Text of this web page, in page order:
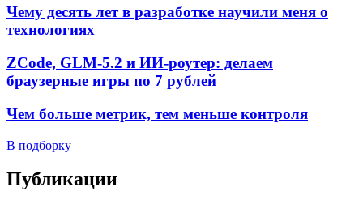
Чему десять лет в разработке научили меня о
технологиях
ZCode, GLM-5.2 и ИИ-роутер: делаем
браузерные игры по 7 рублей
Чем больше метрик, тем меньше контроля
В подборку
Публикации